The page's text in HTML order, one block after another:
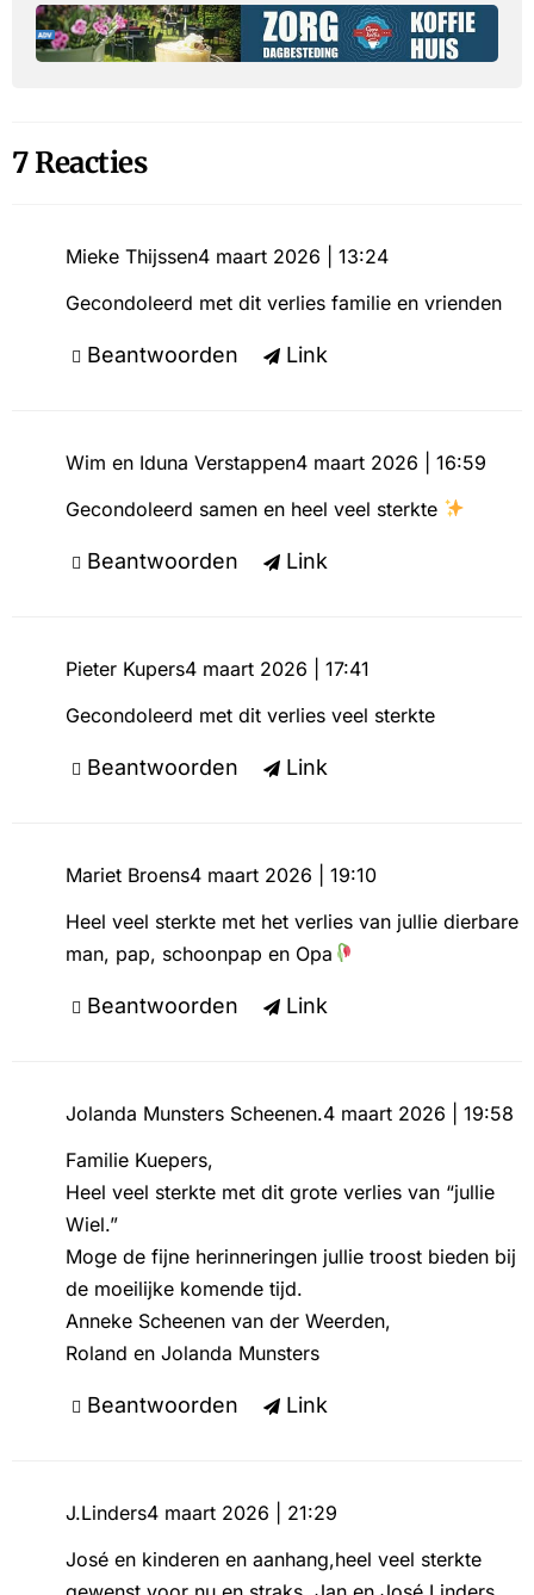
7 Reacties
Mieke Thijssen4 maart 2026 | 13:24
Gecondoleerd met dit verlies familie en vrienden
Beantwoorden Link
Wim en Iduna Verstappen4 maart 2026 | 16:59
Gecondoleerd samen en heel veel sterkte
Beantwoorden Link
Pieter Kupers4 maart 2026 | 17:41
Gecondoleerd met dit verlies veel sterkte
Beantwoorden Link
Mariet Broens4 maart 2026 | 19:10
Heel veel sterkte met het verlies van jullie dierbare
man, pap, schoonpap en Opa
Beantwoorden Link
Jolanda Munsters Scheenen.4 maart 2026 | 19:58
Familie Kuepers,
Heel veel sterkte met dit grote verlies van “jullie
Wiel.”
Moge de fijne herinneringen jullie troost bieden bij
de moeilijke komende tijd.
Anneke Scheenen van der Weerden,
Roland en Jolanda Munsters
Beantwoorden Link
J.Linders4 maart 2026 | 21:29
José en kinderen en aanhang,heel veel sterkte